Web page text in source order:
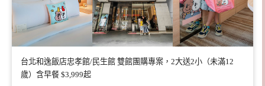
台北和逸飯店忠孝館/民生館 雙館團購專案，2大送2小（未滿12
歲）含早餐 $3,999起